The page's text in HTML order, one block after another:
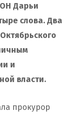
Дарьи
слова. Два
и
власти.
прокурор